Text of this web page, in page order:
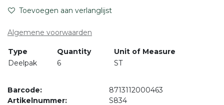
Toevoegen aan verlanglijst
Algemene voorwaarden
Type Quantity
Unit of Measure
Deelpak
6 ST
Barcode:
8713112000463
Artikelnummer:
S834